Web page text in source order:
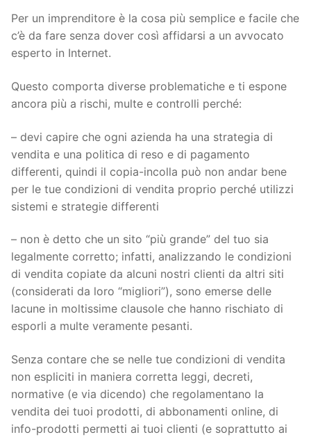
Per un imprenditore è la cosa più semplice e facile che
c’è da fare senza dover così affidarsi a un avvocato
esperto in Internet.
Questo comporta diverse problematiche e ti espone
ancora più a rischi, multe e controlli perché:
– devi capire che ogni azienda ha una strategia di
vendita e una politica di reso e di pagamento
differenti, quindi il copia-incolla può non andar bene
per le tue condizioni di vendita proprio perché utilizzi
sistemi e strategie differenti
– non è detto che un sito “più grande” del tuo sia
legalmente corretto; infatti, analizzando le condizioni
di vendita copiate da alcuni nostri clienti da altri siti
(considerati da loro “migliori”), sono emerse delle
lacune in moltissime clausole che hanno rischiato di
esporli a multe veramente pesanti.
Senza contare che se nelle tue condizioni di vendita
non espliciti in maniera corretta leggi, decreti,
normative (e via dicendo) che regolamentano la
vendita dei tuoi prodotti, di abbonamenti online, di
info-prodotti permetti ai tuoi clienti (e soprattutto ai